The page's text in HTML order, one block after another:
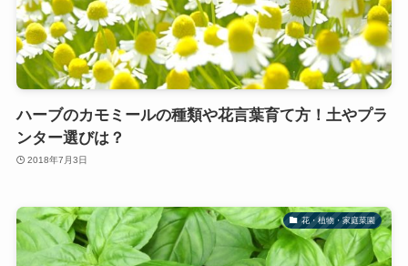
ハーブのカモミールの種類や花言葉育て方！土やプラ
ンター選びは？
2018年7月3日
花・植物・家庭菜園